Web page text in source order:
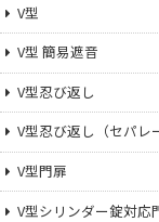
V型
V型 簡易遮音
V型忍び返し
V型忍び返し（セパレ
V型門扉
V型シリンダー錠対応